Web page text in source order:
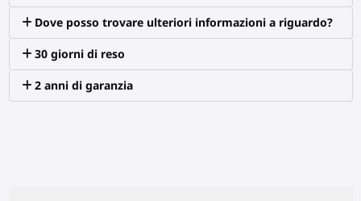
Dove posso trovare ulteriori informazioni a riguardo?
30 giorni di reso
2 anni di garanzia